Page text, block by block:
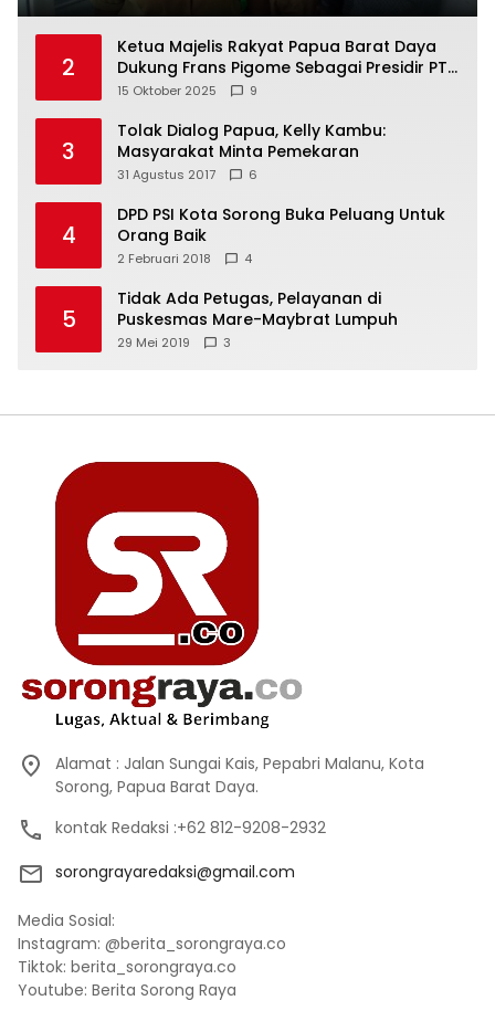
2
Ketua Majelis Rakyat Papua Barat Daya
Dukung Frans Pigome Sebagai Presidir PT
Freeport Indonesia
15 Oktober 2025 9
3
Tolak Dialog Papua, Kelly Kambu:
Masyarakat Minta Pemekaran
31 Agustus 2017 6
4
DPD PSI Kota Sorong Buka Peluang Untuk
Orang Baik
2 Februari 2018 4
5
Tidak Ada Petugas, Pelayanan di
Puskesmas Mare-Maybrat Lumpuh
29 Mei 2019 3
Alamat : Jalan Sungai Kais, Pepabri Malanu, Kota
Sorong, Papua Barat Daya.
kontak Redaksi :+62 812-9208-2932
sorongrayaredaksi@gmail.com
Media Sosial:
Instagram: @berita_sorongraya.co
Tiktok: berita_sorongraya.co
Youtube: Berita Sorong Raya